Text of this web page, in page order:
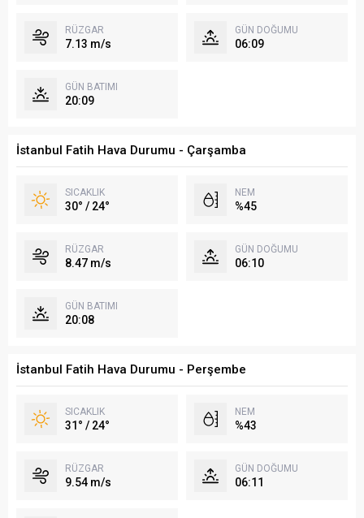
RÜZGAR
7.13 m/s
GÜN DOĞUMU
06:09
GÜN BATIMI
20:09
İstanbul Fatih Hava Durumu - Çarşamba
SICAKLIK
30° / 24°
NEM
%45
RÜZGAR
8.47 m/s
GÜN DOĞUMU
06:10
GÜN BATIMI
20:08
İstanbul Fatih Hava Durumu - Perşembe
SICAKLIK
31° / 24°
NEM
%43
RÜZGAR
9.54 m/s
GÜN DOĞUMU
06:11